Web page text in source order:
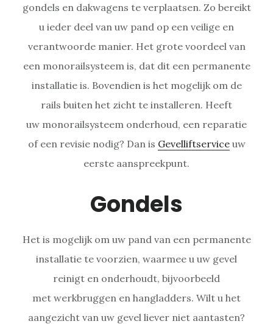
gondels en dakwagens te verplaatsen. Zo bereikt
u ieder deel van uw pand op een veilige en
verantwoorde manier. Het grote voordeel van
een monorailsysteem is, dat dit een permanente
installatie is. Bovendien is het mogelijk om de
rails buiten het zicht te installeren. Heeft
uw monorailsysteem onderhoud, een reparatie
of een revisie nodig? Dan is Gevelliftserviceuw
eerste aanspreekpunt.
Gondels
Het is mogelijk om uw pand van een permanente
installatie te voorzien, waarmee u uw gevel
reinigt en onderhoudt, bijvoorbeeld
met werkbruggen en hangladders. Wilt u het
aangezicht van uw gevel liever niet aantasten?